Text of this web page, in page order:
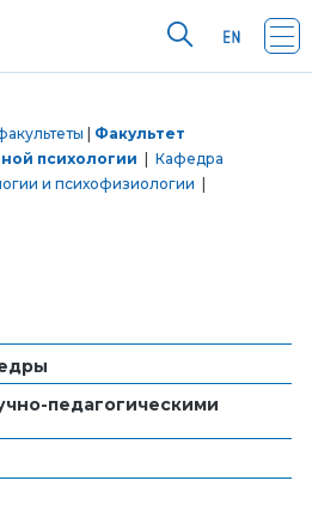
Факультет
психологии
Кафедра
и психофизиологии
педагогическими